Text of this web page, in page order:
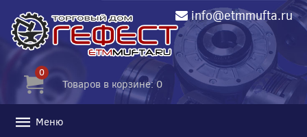
info@etmmufta.ru
0
Товаров в корзине: 0
Меню